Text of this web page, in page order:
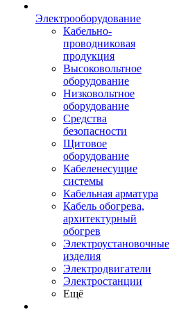
Электрооборудование
Кабельно-
проводниковая
продукция
Высоковольтное
оборудование
Низковольтное
оборудование
Средства
безопасности
Щитовое
оборудование
Кабеленесущие
системы
Кабельная арматура
Кабель обогрева,
архитектурный
обогрев
Электроустановочные
изделия
Электродвигатели
Электростанции
Ещё